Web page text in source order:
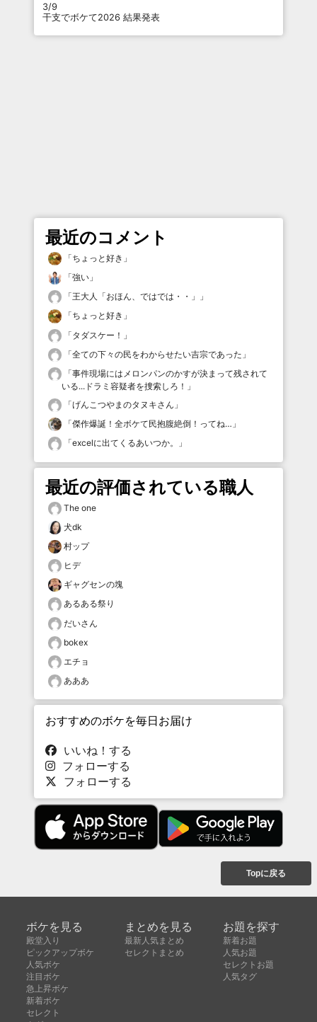
3/9
干支でボケて2026 結果発表
最近のコメント
「ちょっと好き 」
「強い 」
「王大人「おほん、ではでは・・」
」
「ちょっと好き 」
「タダスケー！ 」
「全ての下々の民をわからせたい吉宗であった 」
「事件現場にはメロンパンのかすが決まって残されて
いる...ドラミ容疑者を捜索しろ！ 」
「げんこつやまのタヌキさん 」
「傑作爆誕！全ボケて民抱腹絶倒！ってね… 」
「excelに出てくるあいつか。 」
最近の評価されている職人
The one
犬dk
村ップ
ヒデ
ギャグセンの塊
あるある祭り
だいさん
bokex
エチョ
あああ
おすすめのボケを毎日お届け
いいね！する
フォローする
フォローする
Topに戻る
ボケを見る
殿堂入り
ピックアップボケ
人気ボケ
注目ボケ
急上昇ボケ
新着ボケ
セレクト
まとめを見る
最新人気まとめ
セレクトまとめ
お題を探す
新着お題
人気お題
セレクトお題
人気タグ